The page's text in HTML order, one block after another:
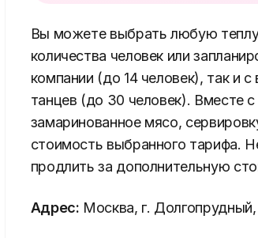
Вы можете выбрать любую
количества человек или
компании (до 14 человек), так и
танцев (до 30 человек). Вместе
замаринованное мясо,
стоимость выбранного тарифа.
продлить за дополнительную
Адрес: Москва, г.